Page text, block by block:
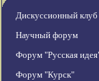
Дискуссионный клуб
Научный форум
Форум "Русская
Форум "Курск"